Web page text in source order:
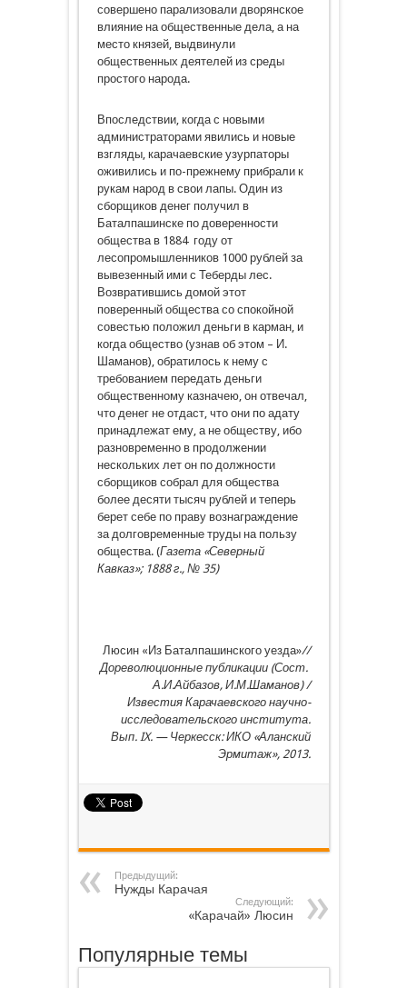
совершено парализовали дворянское
влияние на общественные дела, а на
место князей, выдвинули
общественных деятелей из среды
простого народа.
Впоследствии, когда с новыми
администраторами явились и новые
взгляды, карачаевские узурпаторы
оживились и по-прежнему прибрали к
рукам народ в свои лапы. Один из
сборщиков денег получил в
Баталпашинске по доверенности
общества в 1884 году от
лесопромышленников 1000 рублей за
вывезенный ими с Теберды лес.
Возвратившись домой этот
поверенный общества со спокойной
совестью положил деньги в карман, и
когда общество (узнав об этом – И.
Шаманов), обратилось к нему с
требованием передать деньги
общественному казначею, он отвечал,
что денег не отдаст, что они по адату
принадлежат ему, а не обществу, ибо
разновременно в продолжении
нескольких лет он по должности
сборщиков собрал для общества
более десяти тысяч рублей и теперь
берет себе по праву вознаграждение
за долговременные труды на пользу
общества. (Газета «Северный
Кавказ»; 1888 г., № 35)
Люсин «Из Баталпашинского уезда»//
Дореволюционные публикации(Сост.
А.И.Айбазов, И.М.Шаманов) /
Известия Карачаевского научно-
исследовательского института.
Вып. IX. — Черкесск: ИКО «Аланский
Эрмитаж», 2013.
Предыдущий:
Нужды Карачая
Следующий:
«Карачай» Люсин
Популярные темы